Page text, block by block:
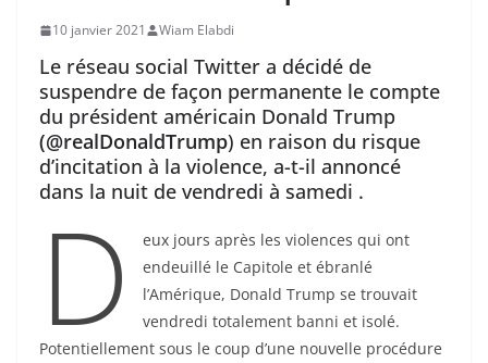
10 janvier 2021 Wiam Elabdi
Le réseau social Twitter a décidé de
suspendre de façon permanente le compte
du président américain Donald Trump
(@realDonaldTrump) en raison du risque
d’incitation à la violence, a-t-il annoncé
dans la nuit de vendredi à samedi .
D
eux jours après les violences qui ont
endeuillé le Capitole et ébranlé
l’Amérique, Donald Trump se trouvait
vendredi totalement banni et isolé.
Potentiellement sous le coup d’une nouvelle procédure